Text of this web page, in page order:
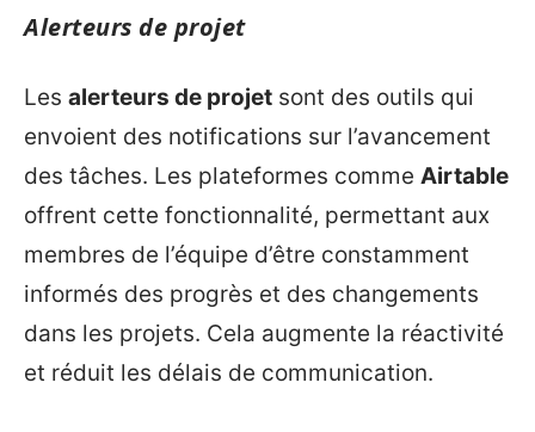
Alerteurs de projet
Les alerteurs de projet sont des outils qui
envoient des notifications sur l’avancement
des tâches. Les plateformes comme Airtable
offrent cette fonctionnalité, permettant aux
membres de l’équipe d’être constamment
informés des progrès et des changements
dans les projets. Cela augmente la réactivité
et réduit les délais de communication.